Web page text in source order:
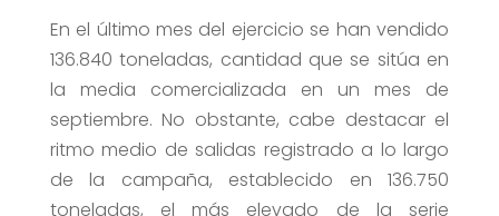
En el último mes del ejercicio se han vendido
136.840 toneladas, cantidad que se sitúa en
la media comercializada en un mes de
septiembre. No obstante, cabe destacar el
ritmo medio de salidas registrado a lo largo
de la campaña, establecido en 136.750
toneladas, el más elevado de la serie